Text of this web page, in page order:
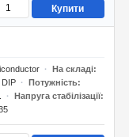
Купити
На складі
DIP
Потужність
Напруга стабілізації